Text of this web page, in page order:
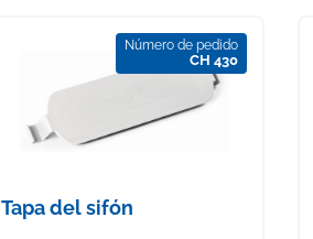
Número de pedido
CH 430
Tapa del sifón